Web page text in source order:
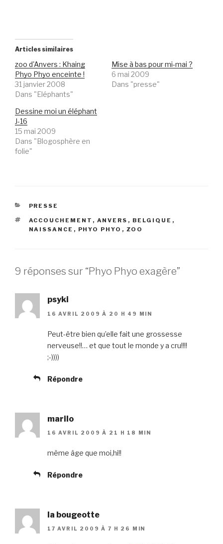
Articles similaires
zoo d'Anvers : Khaing
Phyo Phyo enceinte !
31 janvier 2008
Dans "Eléphants"
Mise à bas pour mi-mai ?
6 mai 2009
Dans "presse"
Dessine moi un éléphant
J-16
15 mai 2009
Dans "Blogosphère en
folie"
CATÉGORIES
PRESSE
ÉTIQUETTES
ACCOUCHEMENT , ANVERS , BELGIQUE ,
NAISSANCE , PHYO PHYO , ZOO
9 réponses sur “Phyo Phyo exagère”
psyki
16 AVRIL 2009 À 20 H 49 MIN
Peut-être bien qu’elle fait une grossesse
nerveuse!!… et que tout le monde y a cru!!!!
;-))))
Répondre
marilo
16 AVRIL 2009 À 21 H 18 MIN
même âge que moi,hi!!
Répondre
la bougeotte
17 AVRIL 2009 À 7 H 26 MIN